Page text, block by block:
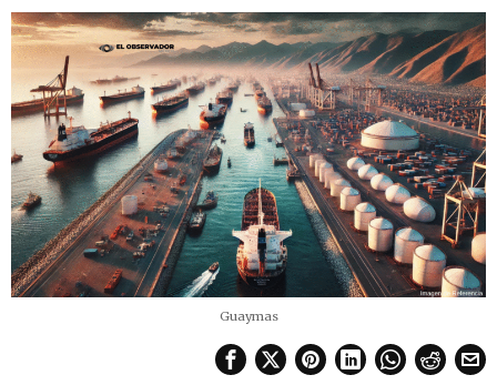
Guaymas